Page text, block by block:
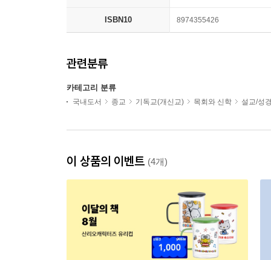
ISBN10 8974355426
관련분류
카테고리 분류
국내도서 종교 기독교(개신교) 목회와 신학 설교/성
이 상품의 이벤트 (4개)